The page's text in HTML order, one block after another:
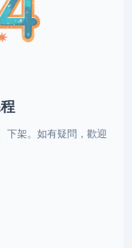
下架。如有疑問，歡迎